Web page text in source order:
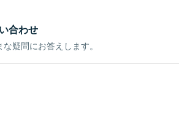
合わせ
疑問にお答えします。